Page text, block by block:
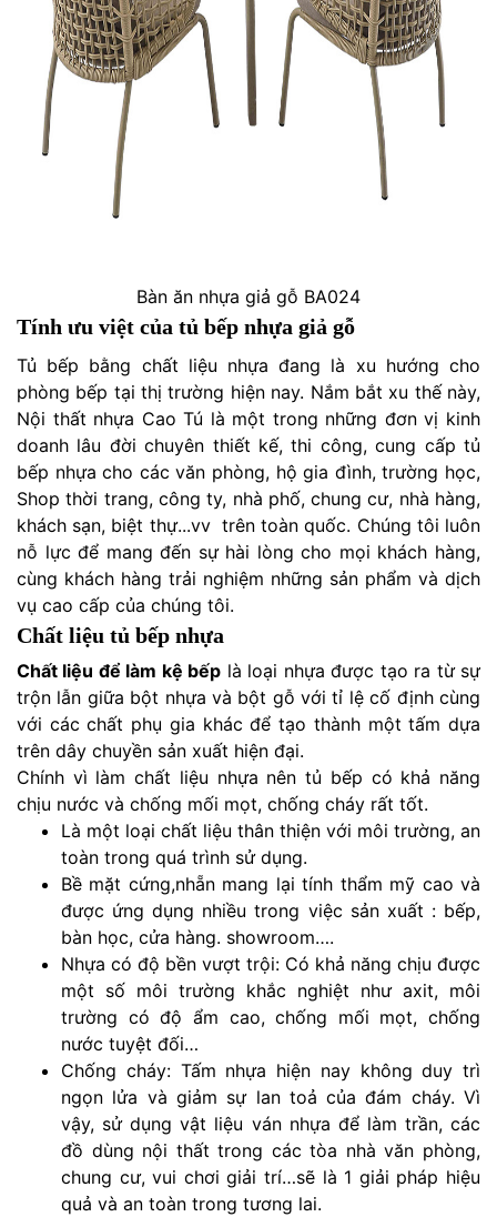
Bàn ăn nhựa giả gỗ BA024
Tính ưu việt của tủ bếp nhựa giả gỗ
Tủ bếp bằng chất liệu nhựa đang là xu hướng cho
phòng bếp tại thị trường hiện nay. Nắm bắt xu thế này,
Nội thất nhựa Cao Tú là một trong những đơn vị kinh
doanh lâu đời chuyên thiết kế, thi công, cung cấp tủ
bếp nhựa cho các văn phòng, hộ gia đình, trường học,
Shop thời trang, công ty, nhà phố, chung cư, nhà hàng,
khách sạn, biệt thự...vv trên toàn quốc. Chúng tôi luôn
nỗ lực để mang đến sự hài lòng cho mọi khách hàng,
cùng khách hàng trải nghiệm những sản phẩm và dịch
vụ cao cấp của chúng tôi.
Chất liệu tủ bếp nhựa
Chất liệu để làm kệ bếp là loại nhựa được tạo ra từ sự
trộn lẫn giữa bột nhựa và bột gỗ với tỉ lệ cố định cùng
với các chất phụ gia khác để tạo thành một tấm dựa
trên dây chuyền sản xuất hiện đại.
Chính vì làm chất liệu nhựa nên tủ bếp có khả năng
chịu nước và chống mối mọt, chống cháy rất tốt.
Là một loại chất liệu thân thiện với môi trường, an
toàn trong quá trình sử dụng.
Bề mặt cứng,nhẵn mang lại tính thẩm mỹ cao và
được ứng dụng nhiều trong việc sản xuất : bếp,
bàn học, cửa hàng. showroom….
Nhựa có độ bền vượt trội: Có khả năng chịu được
một số môi trường khắc nghiệt như axit, môi
trường có độ ẩm cao, chống mối mọt, chống
nước tuyệt đối…
Chống cháy: Tấm nhựa hiện nay không duy trì
ngọn lửa và giảm sự lan toả của đám cháy. Vì
vậy, sử dụng vật liệu ván nhựa để làm trần, các
đồ dùng nội thất trong các tòa nhà văn phòng,
chung cư, vui chơi giải trí…sẽ là 1 giải pháp hiệu
quả và an toàn trong tương lai.